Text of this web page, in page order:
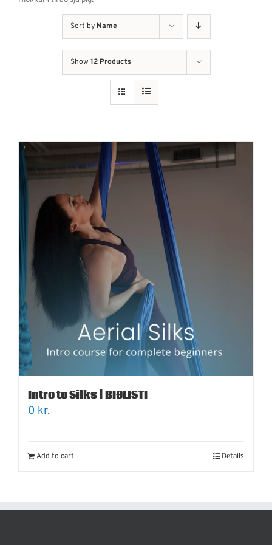
Sort by Name
Show 12 Products
Intro to Silks | BIÐLISTI
0 kr.
Add to cart Details